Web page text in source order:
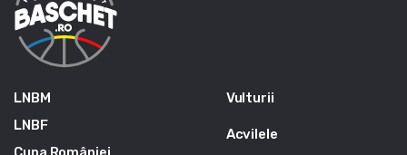
LNBM
LNBF
Vulturii
Acvilele